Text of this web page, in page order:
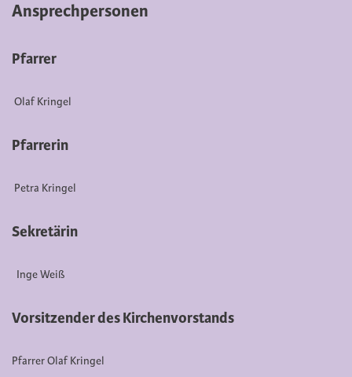
Ansprechpersonen
Pfarrer
Olaf Kringel
Pfarrerin
Petra Kringel
Sekretärin
Inge Weiß
Vorsitzender des Kirchenvorstands
Pfarrer Olaf Kringel